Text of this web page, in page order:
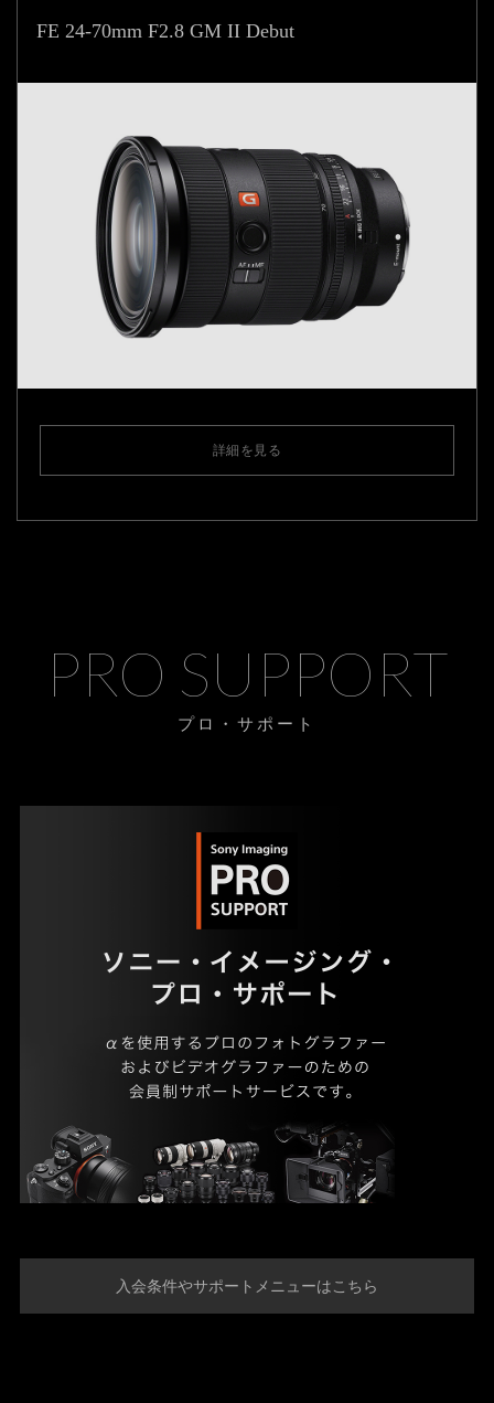
FE 24-70mm F2.8 GM II Debut
詳細を見る
PRO SUPPORT
プロ・サポート
入会条件やサポートメニューはこちら